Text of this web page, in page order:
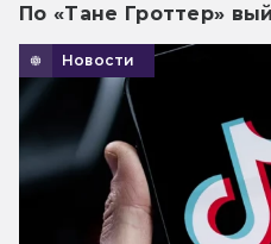
По «Тане Гроттер»
Новости